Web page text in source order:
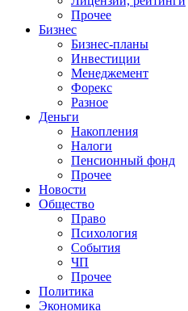
Прочее
Бизнес
Бизнес-планы
Инвестиции
Менеджемент
Форекс
Разное
Деньги
Накопления
Налоги
Пенсионный фонд
Прочее
Новости
Общество
Право
Психология
События
ЧП
Прочее
Политика
Экономика